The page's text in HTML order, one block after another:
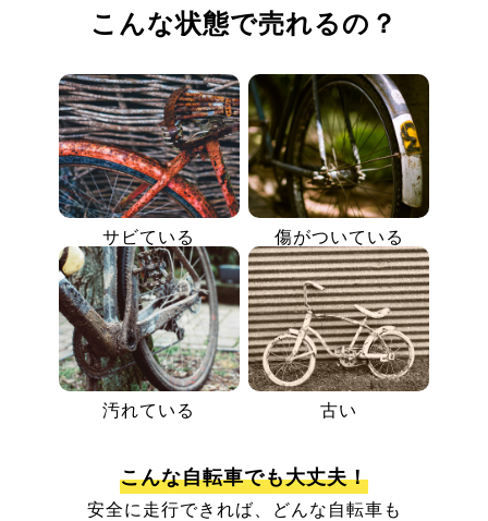
こんな状態で売れるの？
サビている 傷がついている
汚れている 古い
こんな自転車でも大丈夫！
安全に走行できれば、どんな自転車も